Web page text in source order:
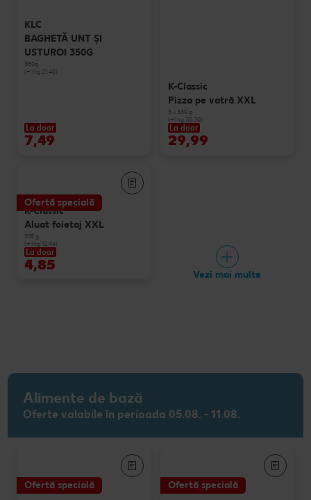
KLC
BAGHETĂ UNT ȘI
USTUROI 350G
350g
(=1 kg 21.40)
La doar
7,49
K-Classic
Pizza pe vatră XXL
3 x 330 g
(=1 kg 30.30)
La doar
29,99
Ofertă specială
K-Classic
Aluat foietaj XXL
375 g
(=1 kg 12.94)
La doar
4,85
Vezi mai multe
Alimente de bază
Oferte valabile în perioada 05.08. - 11.08.
Ofertă specială Ofertă specială